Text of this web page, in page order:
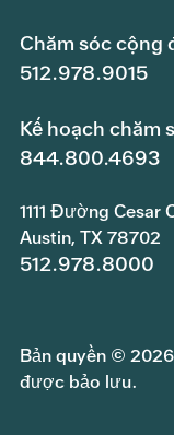
Chăm sóc cộng
512.978.9015
Kế hoạch chăm
844.800.4693
1111 Đường Cesar
Austin, TX 78702
512.978.8000
Bản quyền ©
được bảo lưu.